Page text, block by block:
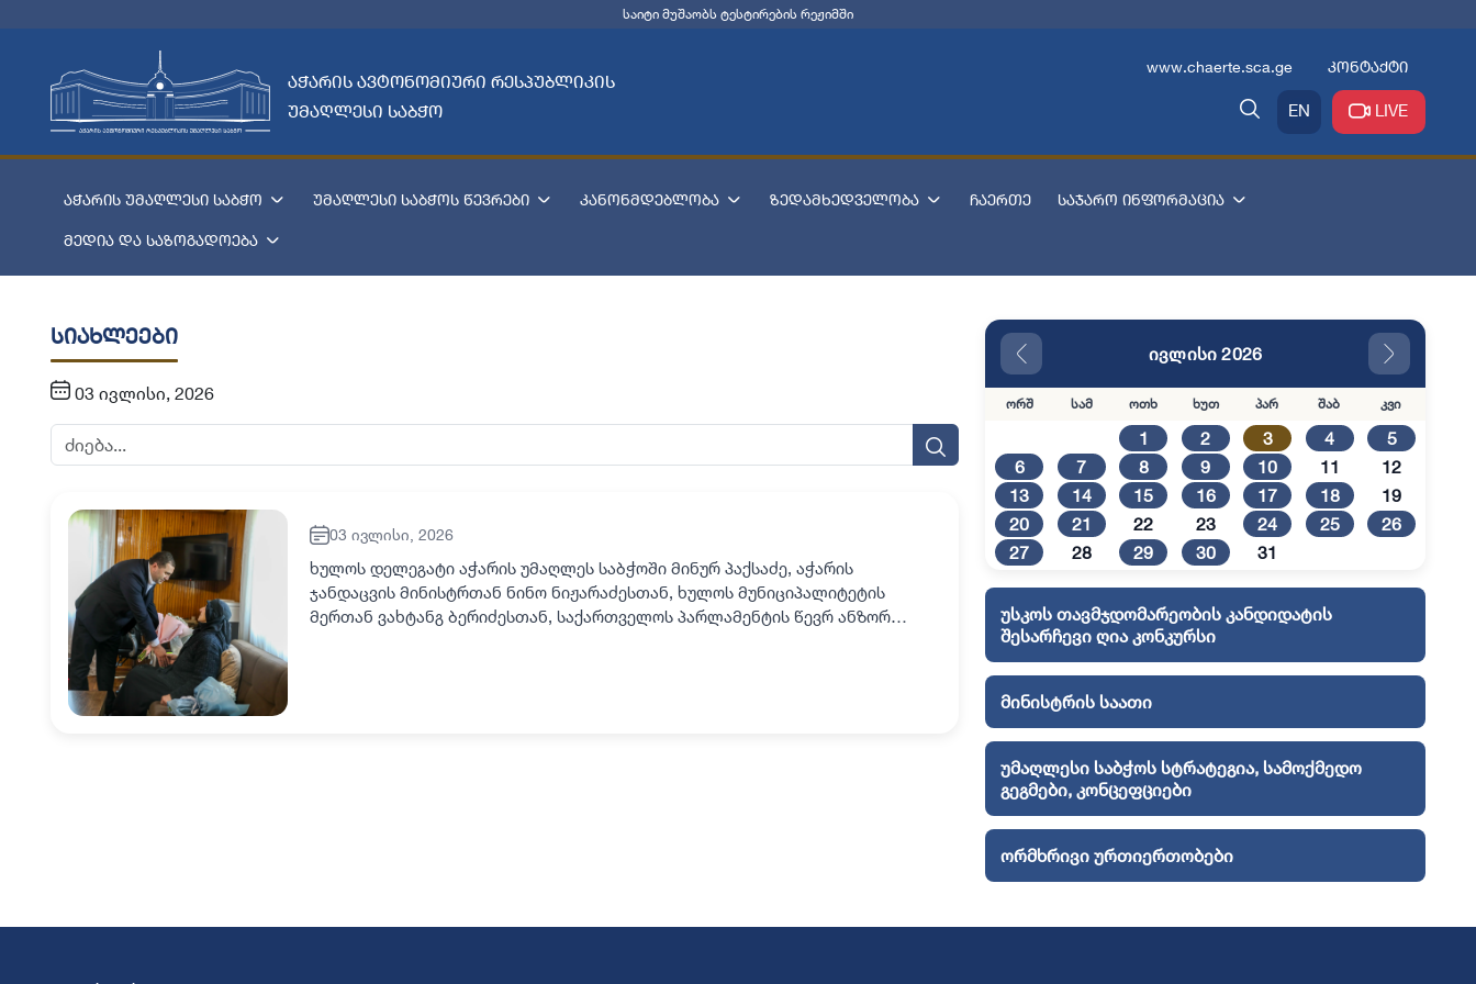
საიტი მუშაობს ტესტირების რეჟიმში
აჭარის ავტონომიური რესპუბლიკის
უმაღლესი საბჭო
www.chaerte.sca.ge კონტაქტი
EN LIVE
აჭარის უმაღლესი საბჭო უმაღლესი საბჭოს წევრები კანონმდებლობა ზედამხედველობა ჩაერთე საჯარო ინფორმაცია
მედია და საზოგადოება
სიახლეები
03 ივლისი, 2026
03 ივლისი, 2026
ხულოს დელეგატი აჭარის უმაღლეს საბჭოში მინურ პაქსაძე, აჭარის
ჯანდაცვის მინისტრთან ნინო ნიჟარაძესთან, ხულოს მუნიციპალიტეტის
მერთან ვახტანგ ბერიძესთან, საქართველოს პარლამენტის წევრ ანზორ
ივლისი 2026
ორშ სამ ოთხ ხუთ პარ შაბ კვი
1 2 3 4
5
6
7 8 9 10 11
12
13
14 15 16 17 18
19
20
21 22 23 24 25
26
27
28 29 30 31
უსკოს თავმჯდომარეობის კანდიდატის
შესარჩევი ღია კონკურსი
მინისტრის საათი
უმაღლესი საბჭოს სტრატეგია, სამოქმედო
გეგმები, კონცეფციები
ორმხრივი ურთიერთობები